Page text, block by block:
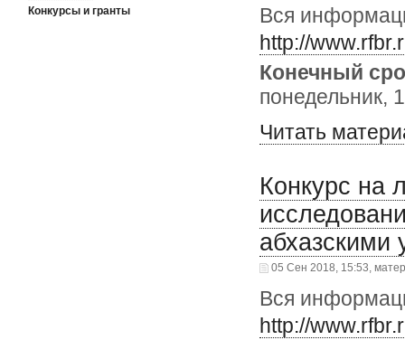
Конкурсы и гранты
Вся
http://
Конечный
понедельник,
Читать
Конкурс на
абхазскими
05 Сен 2018, 15:53,
Вся
http://